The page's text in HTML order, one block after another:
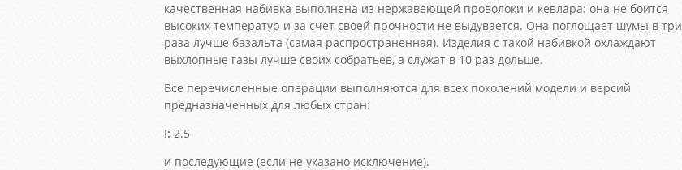
качественная набивка выполнена из нержавеющей проволоки и кевлара: она не боится
высоких температур и за счет своей прочности не выдувается. Она поглощает шумы в три
раза лучше базальта (самая распространенная). Изделия с такой набивкой охлаждают
выхлопные газы лучше своих собратьев, а служат в 10 раз дольше.
Все перечисленные операции выполняются для всех поколений модели и версий
предназначенных для любых стран:
I: 2.5
и последующие (если не указано исключение).